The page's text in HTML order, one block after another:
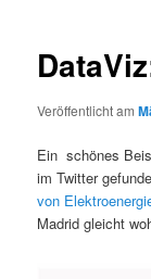
Veröffentlicht am
Ein schönes
im Twitter
von
Madrid gleicht